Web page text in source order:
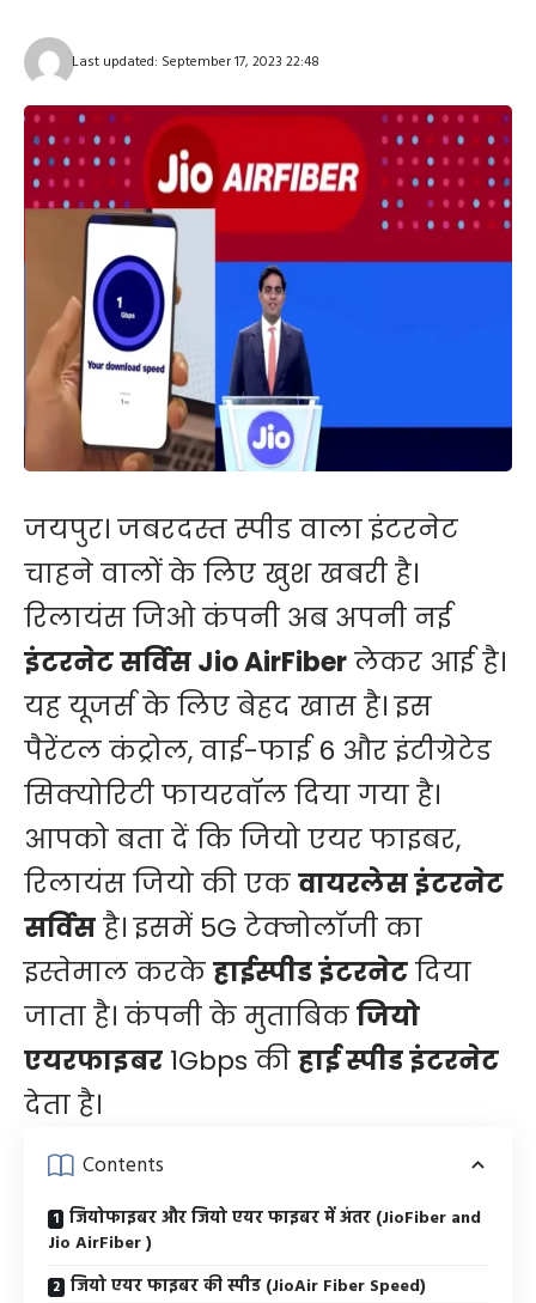
Last updated: September 17, 2023 22:48
जयपुर। जबरदस्त स्पीड वाला इंटरनेट
चाहने वालों के लिए खुश खबरी है।
रिलायंस जिओ कंपनी अब अपनी नई
इंटरनेट सर्विस Jio AirFiberलेकर आई है।
यह यूजर्स के लिए बेहद खास है। इस
पैरेंटल कंट्रोल, वाई-फाई 6 और इंटीग्रेटेड
सिक्योरिटी फायरवॉल दिया गया है।
आपको बता दें कि जियो एयर फाइबर,
रिलायंस जियो की एकवायरलेस इंटरनेट
सर्विसहै। इसमें 5G टेक्नोलॉजी का
इस्तेमाल करकेहाईस्पीड इंटरनेटदिया
जाता है। कंपनी के मुताबिकजियो
एयरफाइबर 1Gbps कीहाई स्पीड इंटरनेट
देता है।
Contents
जियोफाइबर और जियो एयर फाइबर में अंतर (JioFiber and
Jio AirFiber )
जियो एयर फाइबर की स्पीड (JioAir Fiber Speed)